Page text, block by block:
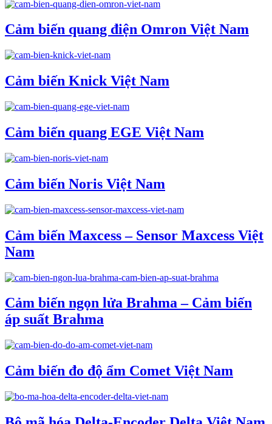
Cảm biến quang điện Omron Việt Nam
Cảm biến Knick Việt Nam
Cảm biến quang EGE Việt Nam
Cảm biến Noris Việt Nam
Cảm biến Maxcess – Sensor Maxcess Việt
Nam
Cảm biến ngọn lửa Brahma – Cảm biến
áp suất Brahma
Cảm biến đo độ ẩm Comet Việt Nam